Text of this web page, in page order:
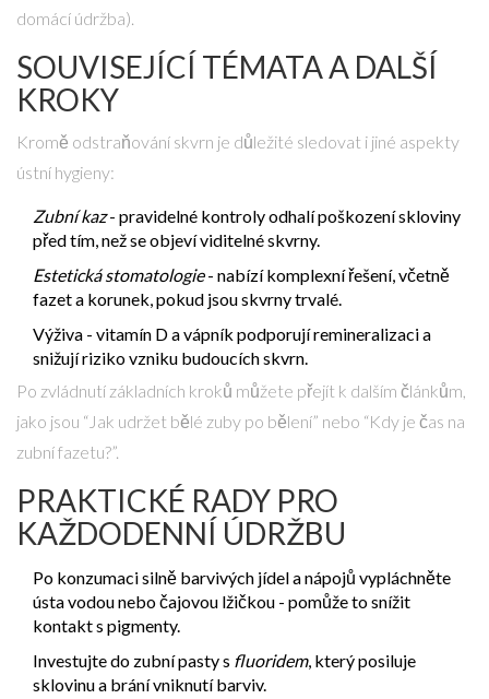
domácí údržba).
SOUVISEJÍCÍ TÉMATA A DALŠÍ
KROKY
Kromě odstraňování skvrn je důležité sledovat i jiné aspekty
ústní hygieny:
Zubní kaz- pravidelné kontroly odhalí poškození skloviny
před tím, než se objeví viditelné skvrny.
Estetická stomatologie- nabízí komplexní řešení, včetně
fazet a korunek, pokud jsou skvrny trvalé.
Výživa - vitamín D a vápník podporují remineralizaci a
snižují riziko vzniku budoucích skvrn.
Po zvládnutí základních kroků můžete přejít k dalším článkům,
jako jsou “Jak udržet bělé zuby po bělení” nebo “Kdy je čas na
zubní fazetu?”.
PRAKTICKÉ RADY PRO
KAŽDODENNÍ ÚDRŽBU
Po konzumaci silně barvivých jídel a nápojů vypláchněte
ústa vodou nebo čajovou lžičkou - pomůže to snížit
kontakt s pigmenty.
Investujte do zubní pasty s fluoridem, který posiluje
sklovinu a brání vniknutí barviv.